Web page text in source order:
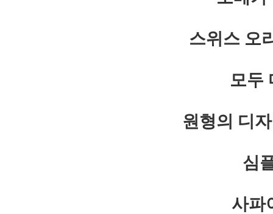
스위스 오
모두
원형의 디
심
사파